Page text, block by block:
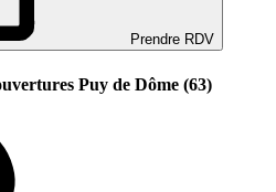
Prendre RDV
Puy de Dôme (63)